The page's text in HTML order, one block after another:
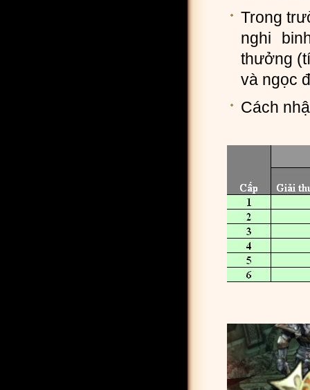
Trong
nghi
thưởng
và ngọc
Cách